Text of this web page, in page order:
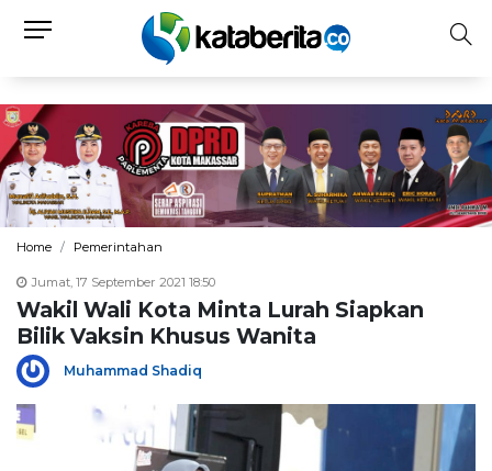
Home Pemerintahan
Jumat, 17 September 2021 18:50
Wakil Wali Kota Minta Lurah Siapkan
Bilik Vaksin Khusus Wanita
Muhammad Shadiq